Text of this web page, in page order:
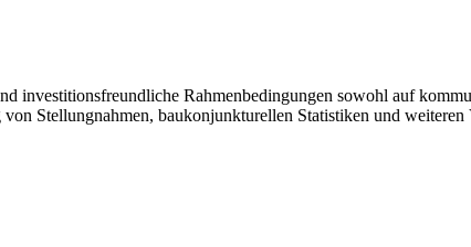
investitionsfreundliche Rahmenbedingungen sowohl auf
Stellungnahmen, baukonjunkturellen Statistiken und weiteren